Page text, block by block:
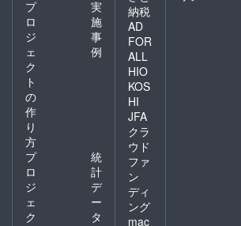
プ
ロ
ジ
ェ
ク
ト
の
作
り
方
実
施
事
例
プ
ロ
ジ
ェ
ク
統
計
デ
ー
タ
納税
AD
FOR
ALL
HIO
KOS
HI
JFA
クラ
ウド
ファ
ン
ディ
ング
mac